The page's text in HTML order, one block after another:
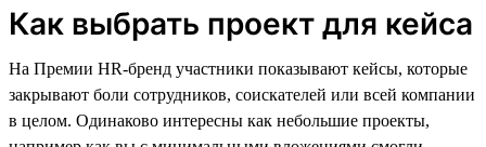
Как выбрать проект для кейса
На Премии HR-бренд участники показывают кейсы, которые
закрывают боли сотрудников, соискателей или всей компании
в целом. Одинаково интересны как небольшие проекты,